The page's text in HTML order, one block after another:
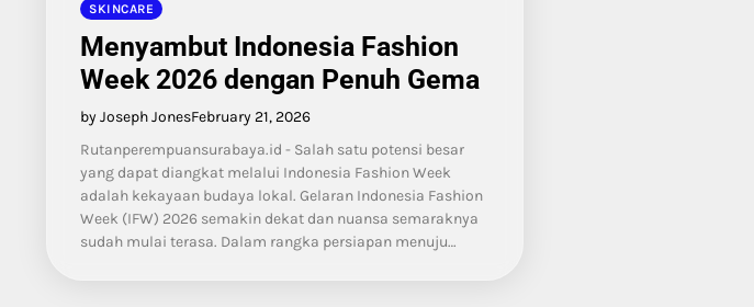
SKINCARE
Menyambut Indonesia Fashion
Week 2026 dengan Penuh Gema
by Joseph JonesFebruary 21, 2026
Rutanperempuansurabaya.id - Salah satu potensi besar
yang dapat diangkat melalui Indonesia Fashion Week
adalah kekayaan budaya lokal. Gelaran Indonesia Fashion
Week (IFW) 2026 semakin dekat dan nuansa semaraknya
sudah mulai terasa. Dalam rangka persiapan menuju…